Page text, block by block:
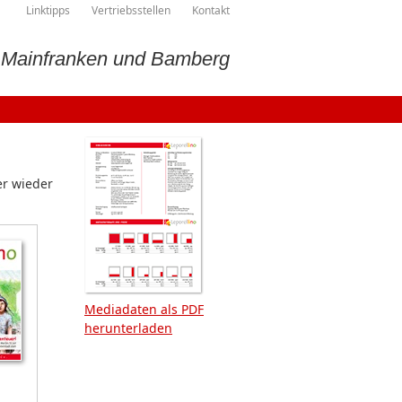
und Bamberg
Linktipps Vertriebsstellen Kontakt
wieder
Mediadaten als PDF
herunterladen